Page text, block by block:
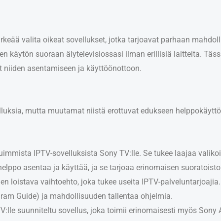
valita oikeat sovellukset, jotka tarjoavat parhaan
käytön suoraan älytelevisiossasi ilman erillisiä laitteita.
asentamiseen ja käyttöönottoon.
mutta muutamat niistä erottuvat edukseen
IPTV-sovelluksista Sony TV:lle. Se tukee laajaa
asentaa ja käyttää, ja se tarjoaa erinomaisen
loistava vaihtoehto, joka tukee useita IPTV-
Guide) ja mahdollisuuden tallentaa ohjelmia.
suunniteltu sovellus, joka toimii erinomaisesti myös Sony